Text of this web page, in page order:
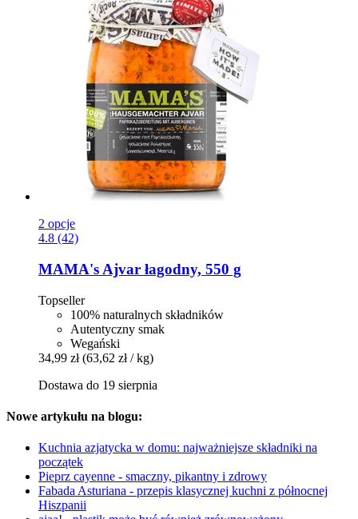
2 opcje
4.8 (42)
MAMA's Ajvar łagodny, 550 g
Topseller
100% naturalnych składników
Autentyczny smak
Wegański
34,99 zł (63,62 zł / kg)
Dostawa do 19 sierpnia
Nowe artykułu na blogu:
Kuchnia azjatycka w domu: najważniejsze składniki na
początek
Pieprz cayenne - smaczny, pikantny i zdrowy
Fabada Asturiana - przepis klasycznej kuchni z północnej
Hiszpanii